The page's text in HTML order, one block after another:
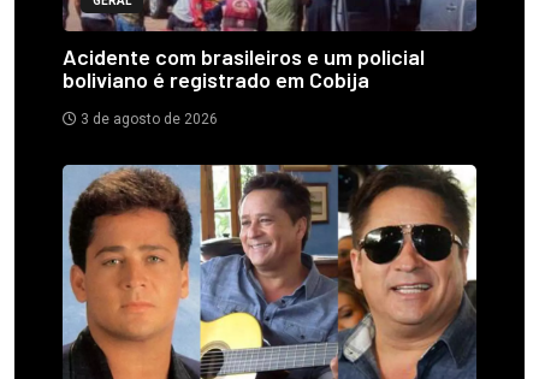
Acidente com brasileiros e um policial
boliviano é registrado em Cobija
3 de agosto de 2026